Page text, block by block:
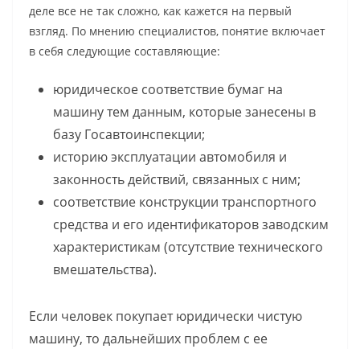
деле все не так сложно, как кажется на первый
взгляд. По мнению специалистов, понятие включает
в себя следующие составляющие:
юридическое соответствие бумаг на
машину тем данным, которые занесены в
базу Госавтоинспекции;
историю эксплуатации автомобиля и
законность действий, связанных с ним;
соответствие конструкции транспортного
средства и его идентификаторов заводским
характеристикам (отсутствие технического
вмешательства).
Если человек покупает юридически чистую
машину, то дальнейших проблем с ее